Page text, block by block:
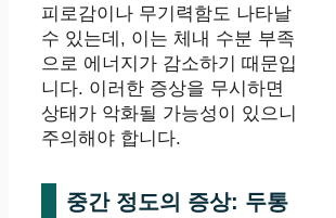
피로감이나 무기력함도 나타날
수 있는데, 이는 체내 수분 부족
으로 에너지가 감소하기 때문입
니다. 이러한 증상을 무시하면
상태가 악화될 가능성이 있으니
주의해야 합니다.
중간 정도의 증상: 두통